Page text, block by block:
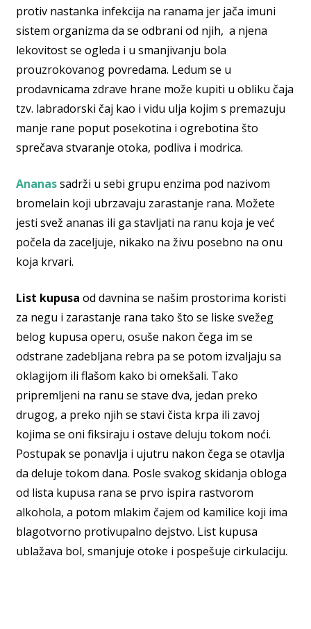
protiv nastanka infekcija na ranama jer jača imuni
sistem organizma da se odbrani od njih, a njena
lekovitost se ogleda i u smanjivanju bola
prouzrokovanog povredama. Ledum se u
prodavnicama zdrave hrane može kupiti u obliku čaja
tzv. labradorski čaj kao i vidu ulja kojim s premazuju
manje rane poput posekotina i ogrebotina što
sprečava stvaranje otoka, podliva i modrica.
Ananassadrži u sebi grupu enzima pod nazivom
bromelain koji ubrzavaju zarastanje rana. Možete
jesti svež ananas ili ga stavljati na ranu koja je već
počela da zaceljuje, nikako na živu posebno na onu
koja krvari.
List kupusa od davnina se našim prostorima koristi
za negu i zarastanje rana tako što se liske svežeg
belog kupusa operu, osuše nakon čega im se
odstrane zadebljana rebra pa se potom izvaljaju sa
oklagijom ili flašom kako bi omekšali. Tako
pripremljeni na ranu se stave dva, jedan preko
drugog, a preko njih se stavi čista krpa ili zavoj
kojima se oni fiksiraju i ostave deluju tokom noći.
Postupak se ponavlja i ujutru nakon čega se otavlja
da deluje tokom dana. Posle svakog skidanja obloga
od lista kupusa rana se prvo ispira rastvorom
alkohola, a potom mlakim čajem od kamilice koji ima
blagotvorno protivupalno dejstvo. List kupusa
ublažava bol, smanjuje otoke i pospešuje cirkulaciju.